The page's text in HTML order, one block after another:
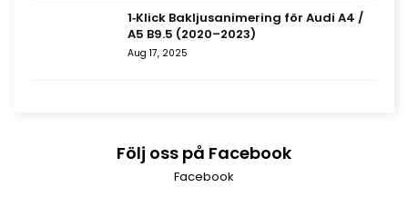
1‑Klick Bakljusanimering för Audi A4 /
A5 B9.5 (2020–2023)
Aug 17, 2025
Följ oss på Facebook
Facebook